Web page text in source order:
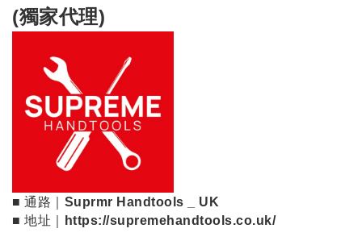
(獨家代理)
■ 通路｜Suprmr Handtools _ UK
■ 地址｜
https://supremehandtools.co.uk/